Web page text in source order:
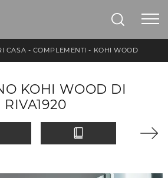
CASA - COMPLEMENTI - KOHI WOOD
KOHI WOOD DI
RIVA1920